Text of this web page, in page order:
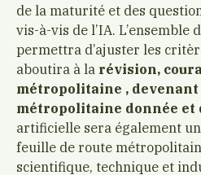
de la maturité et des
vis-à-vis de l’IA. L’ensemble
permettra d’ajuster les
aboutira à la révision,
métropolitaine , devenant
métropolitaine donnée et
artificielle sera également
feuille de route
scientifique, technique et